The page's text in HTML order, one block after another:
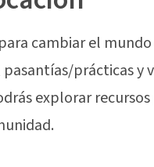
cambiar el
prácticas y
explorar